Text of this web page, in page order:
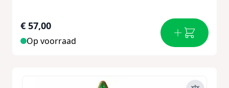
€ 57,00
Op voorraad